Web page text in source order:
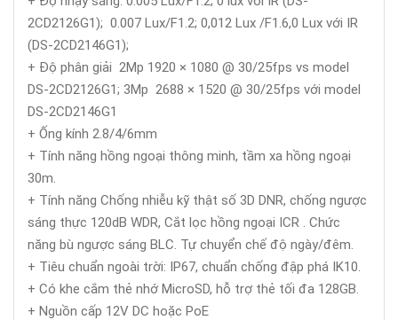
2CD2126G1); 0.007 Lux/F1.2; 0,012 Lux /F1.6,0 Lux với IR
(DS-2CD2146G1);
+ Độ phân giải 2Mp 1920 × 1080 @ 30/25fps vs model
DS-2CD2126G1; 3Mp 2688 × 1520 @ 30/25fps với model
DS-2CD2146G1
+ Ống kính 2.8/4/6mm
+ Tính năng hồng ngoại thông minh, tầm xa hồng ngoại
30m.
+ Tính năng Chống nhiễu kỹ thật số 3D DNR, chống ngược
sáng thực 120dB WDR, Cắt lọc hồng ngoại ICR . Chức
năng bù ngược sáng BLC. Tự chuyển chế độ ngày/đêm.
+ Tiêu chuẩn ngoài trời: IP67, chuẩn chống đập phá IK10.
+ Có khe cắm thẻ nhớ MicroSD, hỗ trợ thẻ tối đa 128GB.
+ Nguồn cấp 12V DC hoặc PoE